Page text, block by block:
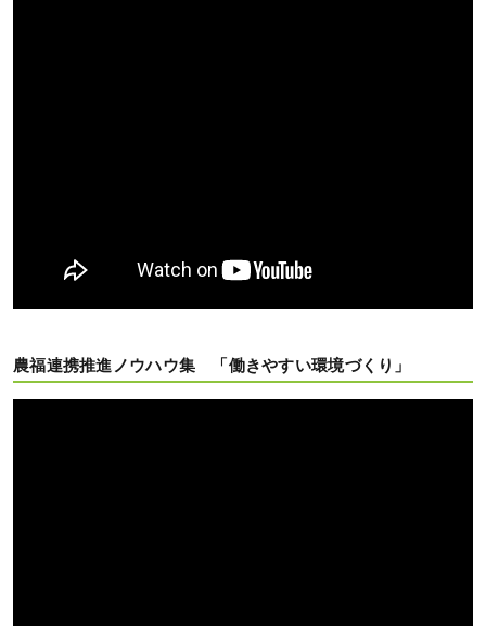
農福連携推進ノウハウ集 「働きやすい環境づくり」